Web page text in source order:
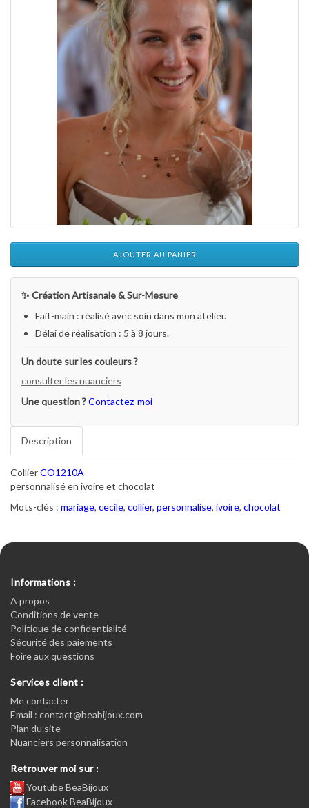
AJOUTER AU PANIER
✨ Création Artisanale & Sur-Mesure
Fait-main : réalisé avec soin dans mon atelier.
Délai de réalisation : 5 à 8 jours.
Un doute sur les couleurs ?
consulter les nuanciers
Une question ?Contactez-moi
Description
CollierCO1210A
personnalisé en ivoire et chocolat
Mots-clés : mariage, cecile, collier, personnalise, ivoire, chocolat
Informations :
A propos
Conditions de vente
Politique de confidentialité
Sécurité des paiements
Foire aux questions
Services client :
Me contacter
Email : contact@beabijoux.com
Plan du site
Nuanciers personnalisation
Retrouver moi sur :
Youtube BeaBijoux
Facebook BeaBijoux